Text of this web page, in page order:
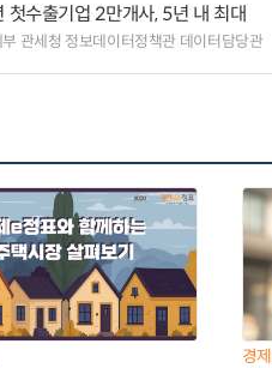
첫수출기업 2만개사, 5년 내 최대
관세청 정보데이터정책관 데이터담당관
경